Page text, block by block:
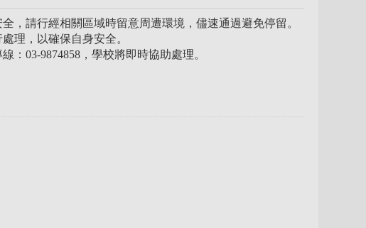
，請行經相關區域時留意周遭環境，儘速通過避免停留。
理，以確保自身安全。
：03-9874858，學校將即時協助處理。